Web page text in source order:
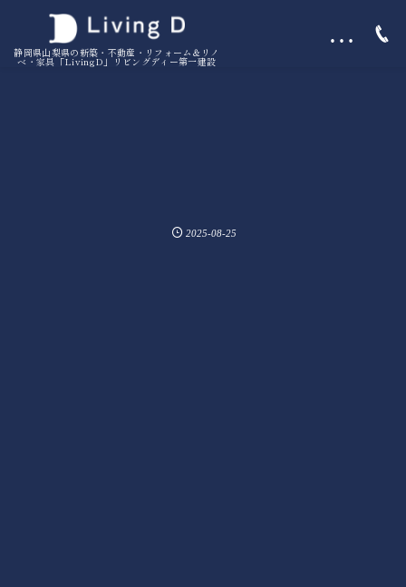
静岡県山梨県の新築・不動産・リフォーム＆リノ
ベ・家具「LivingD」リビングディー第一建設
…
2025-08-25